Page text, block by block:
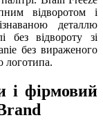
відворотом і
деталлю
без відвороту зі
без вираженого
логотипа.
і фірмовий